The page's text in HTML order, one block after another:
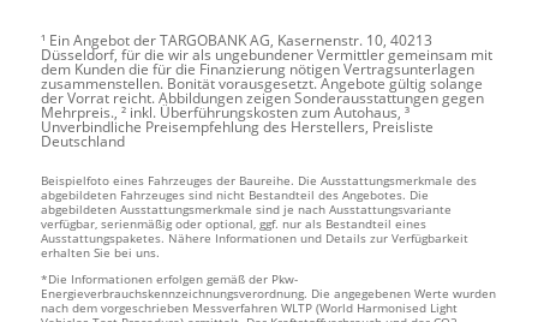
¹ Ein Angebot der TARGOBANK AG, Kasernenstr. 10, 40213
Düsseldorf, für die wir als ungebundener Vermittler gemeinsam mit
dem Kunden die für die Finanzierung nötigen Vertragsunterlagen
zusammenstellen. Bonität vorausgesetzt. Angebote gültig solange
der Vorrat reicht. Abbildungen zeigen Sonderausstattungen gegen
Mehrpreis., ² inkl. Überführungskosten zum Autohaus, ³
Unverbindliche Preisempfehlung des Herstellers, Preisliste
Deutschland
Beispielfoto eines Fahrzeuges der Baureihe. Die Ausstattungsmerkmale des
abgebildeten Fahrzeuges sind nicht Bestandteil des Angebotes. Die
abgebildeten Ausstattungsmerkmale sind je nach Ausstattungsvariante
verfügbar, serienmäßig oder optional, ggf. nur als Bestandteil eines
Ausstattungspaketes. Nähere Informationen und Details zur Verfügbarkeit
erhalten Sie bei uns.
*Die Informationen erfolgen gemäß der Pkw-
Energieverbrauchskennzeichnungsverordnung. Die angegebenen Werte wurden
nach dem vorgeschrieben Messverfahren WLTP (World Harmonised Light